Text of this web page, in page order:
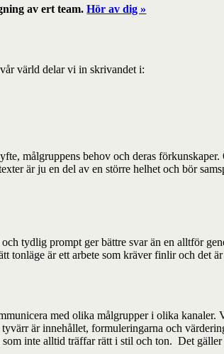
av ert team.Hör av dig »
värld delar vi in skrivandet i:
målgruppens behov och deras
är ju en del av en större helhet och bör
tydlig prompt ger bättre svar än en alltför
är ett arbete som kräver finlir och det
med olika målgrupper i olika
är innehållet, formuleringarna och
inte alltid träffar rätt i stil och ton. Det